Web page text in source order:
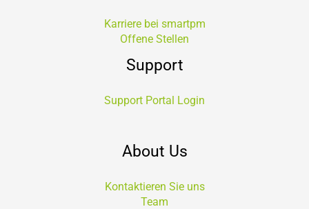
Karriere bei smartpm
Offene Stellen
Support
Support Portal Login
About Us
Kontaktieren Sie uns
Team